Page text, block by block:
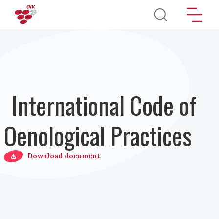
Pasar al contenido principal
International Code of
Oenological Practices
Download document